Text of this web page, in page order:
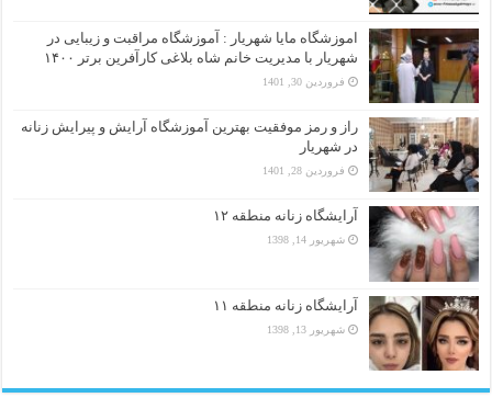
اموزشگاه مایا شهریار : آموزشگاه مراقبت و زیبایی در
شهریار با مدیریت خانم شاه بلاغی کارآفرین برتر ۱۴۰۰
فروردین 30, 1401
راز و رمز موفقیت بهترین آموزشگاه آرایش و پیرایش زنانه
در شهریار
فروردین 28, 1401
آرایشگاه زنانه منطقه ۱۲
شهریور 14, 1398
آرایشگاه زنانه منطقه ۱۱
شهریور 13, 1398